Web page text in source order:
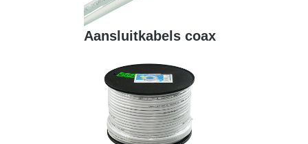
Aansluitkabels coax